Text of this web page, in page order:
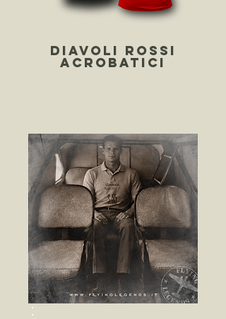
DIAVOLI ROSSI
ACROBATICI